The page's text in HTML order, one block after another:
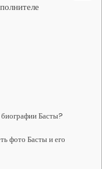
Басты?
фото Басты и его